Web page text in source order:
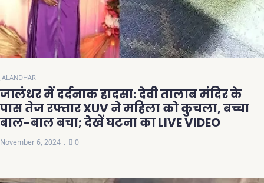
JALANDHAR
जालंधर में दर्दनाक हादसा: देवी तालाब मंदिर के
पास तेज रफ्तार XUV ने महिला को कुचला, बच्चा
बाल-बाल बचा; देखें घटना का LIVE VIDEO
November 6, 2024 0